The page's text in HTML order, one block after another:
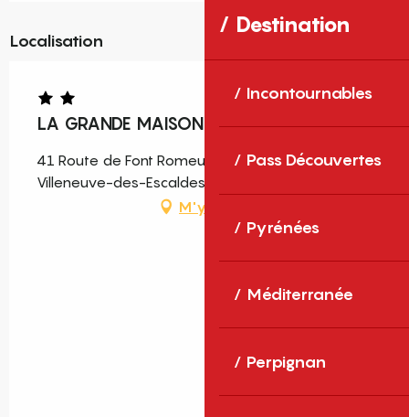
Destination
Incontournables
Pass Découvertes
Pyrénées
Méditerranée
Perpignan
Localisation
LA GRANDE MAISON ROUGE B
41 Route de Font Romeu, 66760 Angoustrine-
Villeneuve-des-Escaldes
M'y rendre